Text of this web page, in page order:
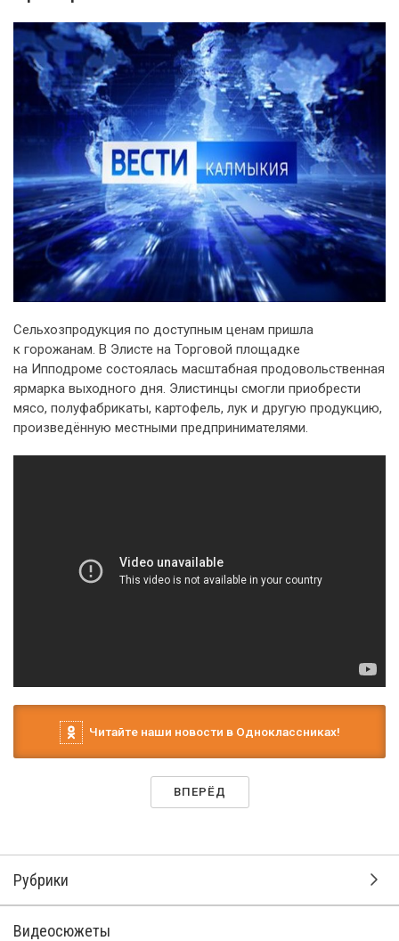
Сельхозпродукция по доступным ценам пришла
к горожанам. В Элисте на Торговой площадке
на Ипподроме состоялась масштабная продовольственная
ярмарка выходного дня. Элистинцы смогли приобрести
мясо, полуфабрикаты, картофель, лук и другую продукцию,
произведённую местными предпринимателями.
Читайте наши новости в Одноклассниках!
ВПЕРЁД
Рубрики
Видеосюжеты